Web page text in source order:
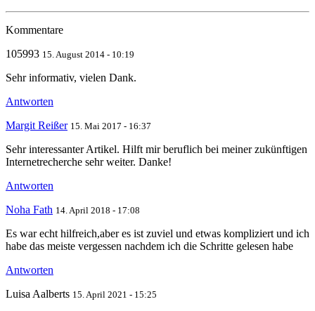
Kommentare
105993 15. August 2014 - 10:19
Sehr informativ, vielen Dank.
Antworten
Margit Reißer 15. Mai 2017 - 16:37
Sehr interessanter Artikel. Hilft mir beruflich bei meiner zukünftigen
Internetrecherche sehr weiter. Danke!
Antworten
Noha Fath 14. April 2018 - 17:08
Es war echt hilfreich,aber es ist zuviel und etwas kompliziert und ich
habe das meiste vergessen nachdem ich die Schritte gelesen habe
Antworten
Luisa Aalberts 15. April 2021 - 15:25